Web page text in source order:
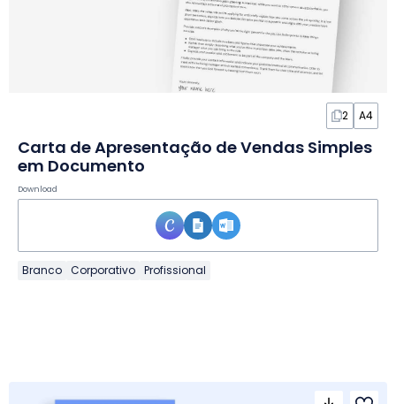
2 A4
Carta de Apresentação de Vendas Simples
em Documento
Download
Branco Corporativo Profissional